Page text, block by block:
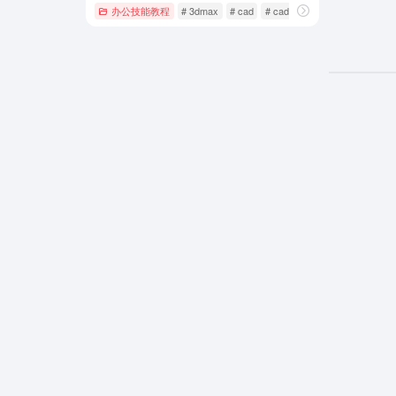
办公技能教程 # 3dmax # cad # cad下载